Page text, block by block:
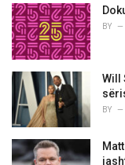
i
e
s
:
BY
Will
BY